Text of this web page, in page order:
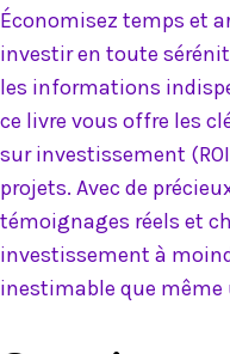
Économisez temps et
investir en toute
les informations
ce livre vous offre les
sur investissement
projets. Avec de
témoignages réels et
investissement à
inestimable que même